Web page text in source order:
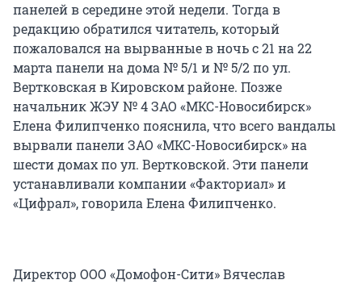
панелей в середине этой недели. Тогда в
редакцию обратился читатель, который
пожаловался на вырванные в ночь с 21 на 22
марта панели на дома № 5/1 и № 5/2 по ул.
Вертковская в Кировском районе. Позже
начальник ЖЭУ № 4 ЗАО «МКС-Новосибирск»
Елена Филипченко пояснила, что всего вандалы
вырвали панели ЗАО «МКС-Новосибирск» на
шести домах по ул. Вертковской. Эти панели
устанавливали компании «Факториал» и
«Цифрал», говорила Елена Филипченко.
Директор ООО «Домофон-Сити» Вячеслав